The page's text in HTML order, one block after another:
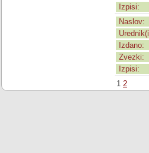
Izpisi:
Naslov:
Izdano:
Zvezki:
Izpisi:
1 2